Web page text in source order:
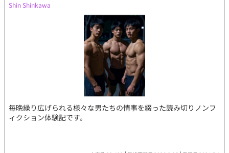
Shin Shinkawa
毎晩繰り広げられる様々な男たちの情事を綴った読み切りノンフ
ィクション体験記です。